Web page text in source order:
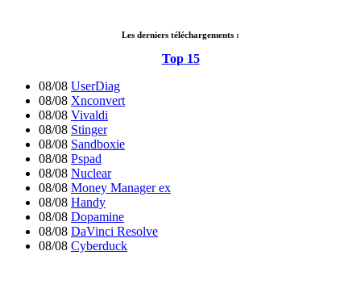
Les derniers téléchargements :
Top 15
08/08 UserDiag
08/08 Xnconvert
08/08 Vivaldi
08/08 Stinger
08/08 Sandboxie
08/08 Pspad
08/08 Nuclear
08/08 Money Manager ex
08/08 Handy
08/08 Dopamine
08/08 DaVinci Resolve
08/08 Cyberduck